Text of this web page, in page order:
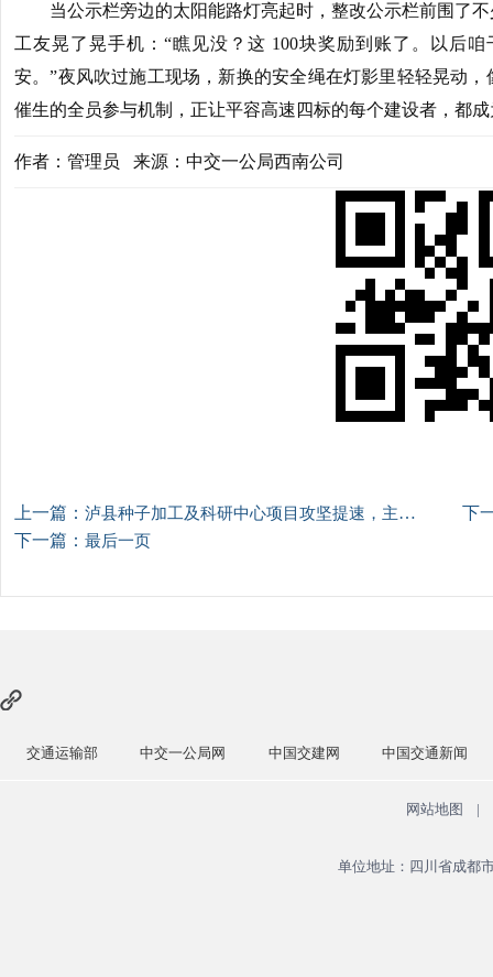
当公示栏旁边的太阳能路灯亮起时，整改公示栏前围了
工友晃了晃手机：“瞧见没？这 100块奖励到账了。以后
安。”夜风吹过施工现场，新换的安全绳在灯影里轻轻晃动
催生的全员参与机制，正让平容高速四标的每个建设者，都
作者：管理员 来源：中交一公局西南公司
上一篇： 泸县种子加工及科研中心项目攻坚提速，主体建设多点突破
下
下一篇： 最后一页
交通运输部 中交一公局网 中国交建网 中国交通新闻
网站地图 |
单位地址：四川省成都